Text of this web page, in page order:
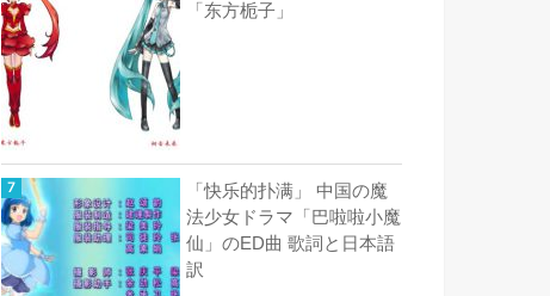
「东方栀子」
「快乐的扑满」 中国の魔
法少女ドラマ「巴啦啦小魔
仙」のED曲 歌詞と日本語
訳